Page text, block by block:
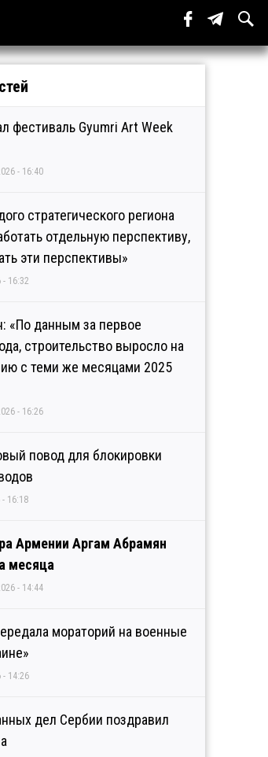
фестиваль Gyumri Art Week
- 16:40
стратегического региона
отдельную перспективу,
эти перспективы»
- 16:32
«По данным за первое
строительство выросло на
с теми же месяцами 2025
- 16:26
повод для блокировки
- 16:18
Армении Аргам Абрамян
месяца
- 14:44
мораторий на военные
- 14:26
дел Сербии поздравил